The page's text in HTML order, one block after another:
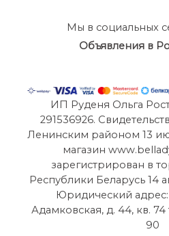
Мы в социальных
Объявления в
ИП Руденя Ольга
291536926.
Ленинским районом 13
магазин
зарегистрирован в
Республики Беларусь 14
Юридический адрес:
Адамковская, д. 44, кв. 74
90